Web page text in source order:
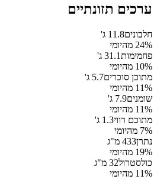
ערכים תזונתיים
חלבונים11.8 ג'
24% מהיומי
פחמימות31.1 ג'
10% מהיומי
מתוכן סוכרים5.7 ג'
11% מהיומי
שומנים7.9 ג'
11% מהיומי
מתוכם רווי1.3 ג'
7% מהיומי
נתרן433 מ"ג
19% מהיומי
כולסטרול32 מ"ג
11% מהיומי